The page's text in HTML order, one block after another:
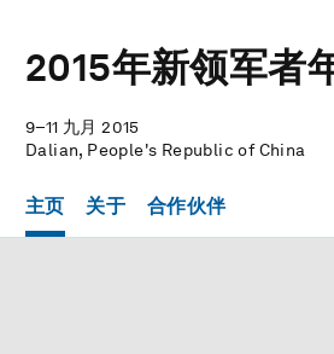
2015年新领军者
9–11 九月 2015
Dalian, People's Republic of China
主页 关于 合作伙伴